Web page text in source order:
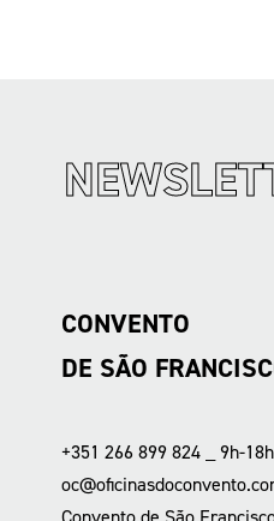
CONVENTO
DE SÃO
+351 266 899 824 _ 9h-18h